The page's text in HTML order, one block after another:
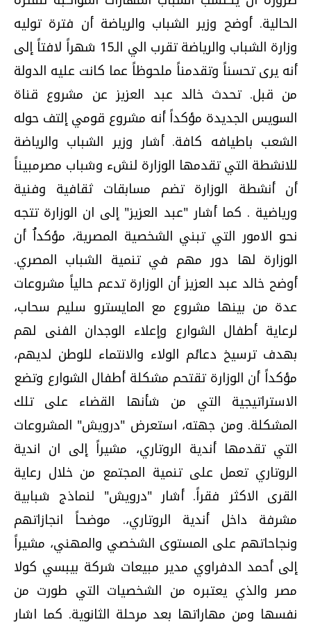
الحالية. أوضح وزير الشباب والرياضة أن فترة توليه
وزارة الشباب والرياضة تقرب الي الـ15 شهراً لافتاً إلى
أنه يرى تحسناً وتقدمناً ملحوظاً عما كانت عليه الدولة
من قبل. تحدث خالد عبد العزيز عن مشروع قناة
السويس الجديدة مؤكداً أنه مشروع قومي إلتف حوله
الشعب باطيافه كافة. أشار وزير الشباب والرياضة
للانشطة التي تقدمها الوزارة لنشء وشباب مصرمبيناً
أن أنشطة الوزارة تضم مسابقات ثقافية وفنية
ورياضية . كما أشار "عبد العزيز" إلى ان الوزارة تتجه
نحو الامور التي تبني الشخصية المصرية، مؤكداُ أن
الوزارة لها دور مهم في تنمية الشباب المصري.
أوضح خالد عبد العزيز أن الوزارة تدعم حالياً مشروعات
عدة من بينها مشروع مع المايسترو سليم سحاب،
لرعاية أطفال الشوارع وإعلاء الوجدان الفنى لهم
بهدف ترسيخ دعائم الولاء والانتماء للوطن لديهم،
مؤكداً أن الوزارة تقتحم مشكلة أطفال الشوارع وتضع
الاستراتيجية التي من شأنها القضاء على تلك
المشكلة. ومن جهته، استعرض "درويش" المشروعات
التي تقدمها أندية الروتاري، مشيراً إلى ان اندية
الروتاري تعمل على تنمية المجتمع من خلال رعاية
القرى الاكثر فقراً. أشار "درويش" لنماذج شبابية
مشرفة داخل أندية الروتاري،. موضحاً انجازاتهم
ونجاحاتهم على المستوى الشخصي والمهني، مشيراً
إلى أحمد الدفراوي مدير مبيعات شركة بيبسي كولا
مصر والذي يعتبره من الشخصيات التي طورت من
نفسها ومن مهاراتها بعد مرحلة الثانوية. كما اشار